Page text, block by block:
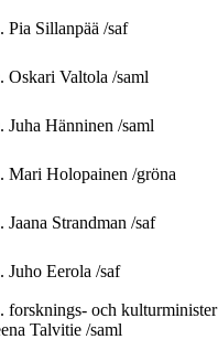
. Pia Sillanpää /saf
. Oskari Valtola /saml
. Juha Hänninen /saml
. Mari Holopainen /gröna
. Jaana Strandman /saf
. Juho Eerola /saf
. forsknings- och kulturminister
Talvitie /saml